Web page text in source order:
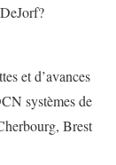
et d’avances
systèmes de
Brest